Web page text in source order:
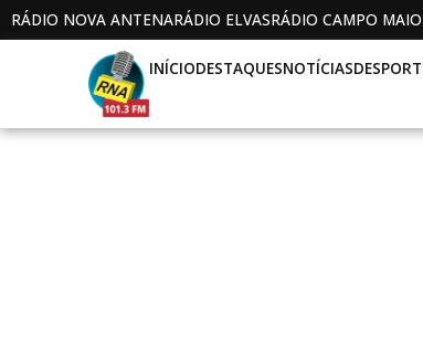
RÁDIO NOVA ANTENARÁDIO ELVASRÁDIO CAMPO
INÍCIODESTAQUESNOTÍCIAS